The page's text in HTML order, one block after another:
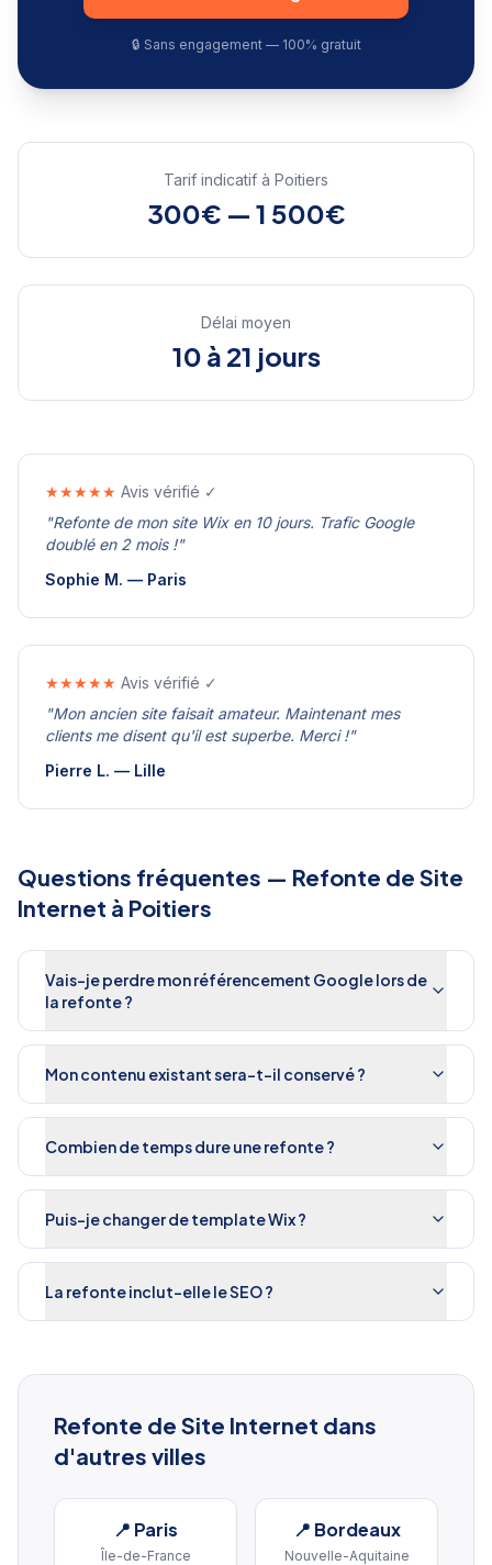
🔒 Sans engagement — 100% gratuit
Tarif indicatif à Poitiers
300€ — 1 500€
Délai moyen
10 à 21 jours
★★★★★ Avis vérifié ✓
"Refonte de mon site Wix en 10 jours. Trafic Google
doublé en 2 mois !"
Sophie M. — Paris
★★★★★ Avis vérifié ✓
"Mon ancien site faisait amateur. Maintenant mes
clients me disent qu'il est superbe. Merci !"
Pierre L. — Lille
Questions fréquentes — Refonte de Site
Internet à Poitiers
Vais-je perdre mon référencement Google lors de
la refonte ?
Mon contenu existant sera-t-il conservé ?
Combien de temps dure une refonte ?
Puis-je changer de template Wix ?
La refonte inclut-elle le SEO ?
Refonte de Site Internet dans
d'autres villes
📍 Paris
Île-de-France
📍 Bordeaux
Nouvelle-Aquitaine